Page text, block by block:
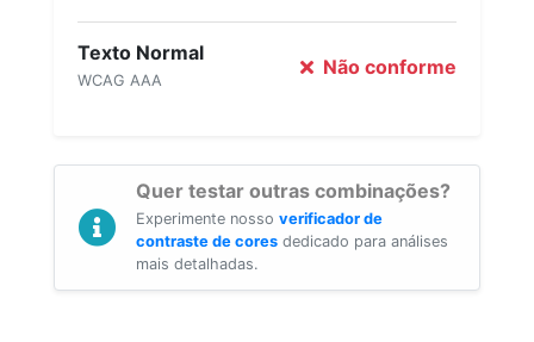
Texto Normal
WCAG AAA
Não conforme
Quer testar outras combinações?
Experimente nosso verificador de
contraste de cores dedicado para análises
mais detalhadas.